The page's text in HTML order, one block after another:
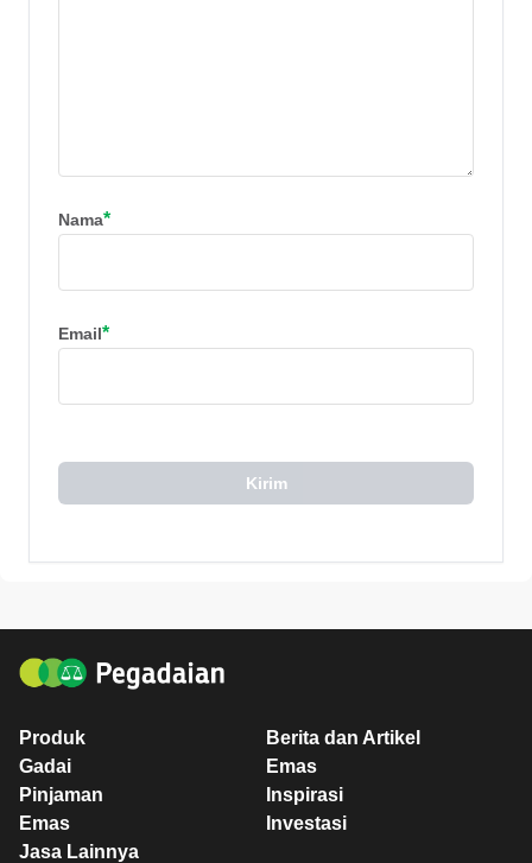
Nama*
Email*
Kirim
Produk
Gadai
Pinjaman
Emas
Jasa Lainnya
Berita dan Artikel
Emas
Inspirasi
Investasi